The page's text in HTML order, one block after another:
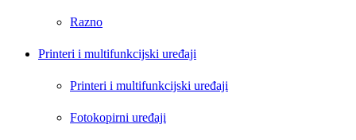
Razno
Printeri i multifunkcijski uređaji
Printeri i multifunkcijski uređaji
Fotokopirni uređaji